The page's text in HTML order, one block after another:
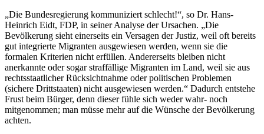
„Die Bundesregierung kommuniziert schlecht!“, so Dr. Hans-
Heinrich Eidt, FDP, in seiner Analyse der Ursachen. „Die
Bevölkerung sieht einerseits ein Versagen der Justiz, weil oft bereits
gut integrierte Migranten ausgewiesen werden, wenn sie die
formalen Kriterien nicht erfüllen. Andererseits bleiben nicht
anerkannte oder sogar straffällige Migranten im Land, weil sie aus
rechtsstaatlicher Rücksichtnahme oder politischen Problemen
(sichere Drittstaaten) nicht ausgewiesen werden.“ Dadurch entstehe
Frust beim Bürger, denn dieser fühle sich weder wahr- noch
mitgenommen; man müsse mehr auf die Wünsche der Bevölkerung
achten.